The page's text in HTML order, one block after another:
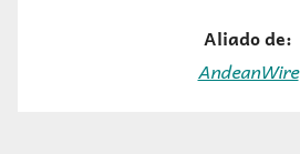
Aliado de:
AndeanWire